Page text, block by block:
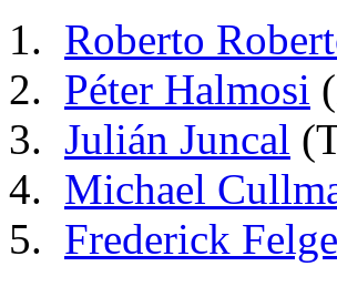
Roberto
Péter Halmosi
Julián Juncal
Michael
Frederick